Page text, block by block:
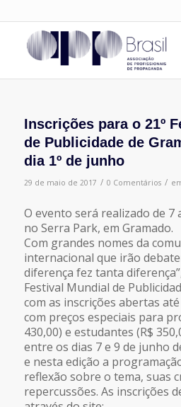
Inscrições para o 21º
de Publicidade de
dia 1º de junho
29 de maio de 2017 / 0 Comentários /
O evento será realizado de 7
no Serra Park, em Gramado.
Com grandes nomes da
internacional que irão
diferença fez tanta
Festival Mundial de
com as inscrições abertas
com preços especiais para
430,00) e estudantes (R$
entre os dias 7 e 9 de junho
e nesta edição a
reflexão sobre o tema, suas
repercussões. As inscrições